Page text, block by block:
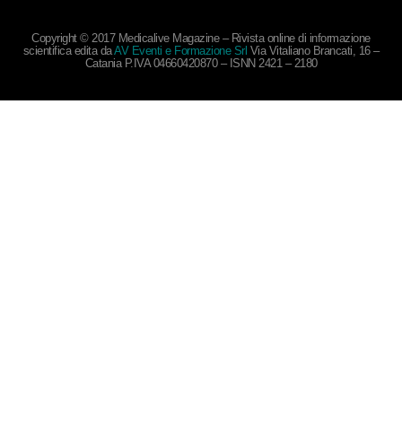
Copyright © 2017 Medicalive Magazine – Rivista online di informazione
scientifica edita daAV Eventi e Formazione Srl Via Vitaliano Brancati, 16 –
Catania P.IVA 04660420870 – ISNN 2421 – 2180